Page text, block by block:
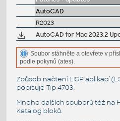
AutoCAD
R2023
Soubor stáhněte a otevřete v
podle pokynů (ates).
Způsob načtení LISP aplikací
popisuje Tip 4703.
Mnoho dalších souborů též na
Katalog bloků.